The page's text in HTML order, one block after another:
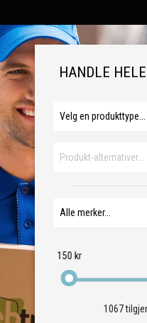
HANDLE
150 kr
1067